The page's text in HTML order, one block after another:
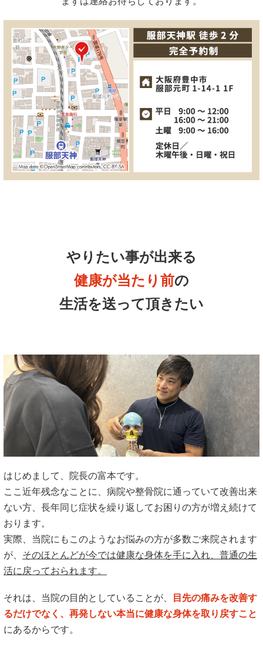
やりたい事が出来る
健康が当たり前の
生活を送って頂きたい
はじめまして、院長の富本です。
ここ近年残念なことに、病院や整骨院に通っていて改善出来
ない方、長年同じ症状を繰り返してお困りの方が増え続けて
おります。
実際、当院にもこのようなお悩みの方が多数ご来院されます
が、 そのほとんどが今では健康な身体を手に入れ、普通の生
活に戻っておられます。
それは、当院の目的としていることが、
目先の痛みを改善す
るだけでなく、再発しない本当に健康な身体を取り戻すこと
にあるからです。